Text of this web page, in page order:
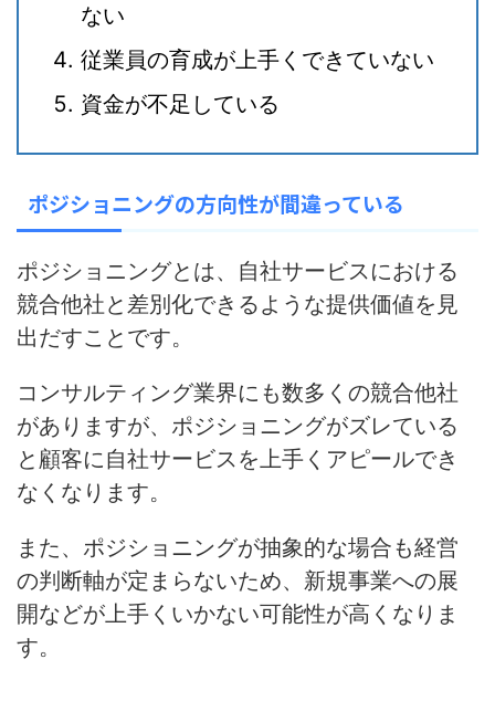
ない
従業員の育成が上手くできていない
資金が不足している
ポジショニングの方向性が間違っている
ポジショニングとは、自社サービスにおける
競合他社と差別化できるような提供価値を見
出だすことです。
コンサルティング業界にも数多くの競合他社
がありますが、ポジショニングがズレている
と 顧客に自社サービスを上手くアピールでき
なくなります。
また、ポジショニングが抽象的な場合も経営
の判断軸が定まらないため、新規事業への展
開などが上手くいかない可能性が高くなりま
す。